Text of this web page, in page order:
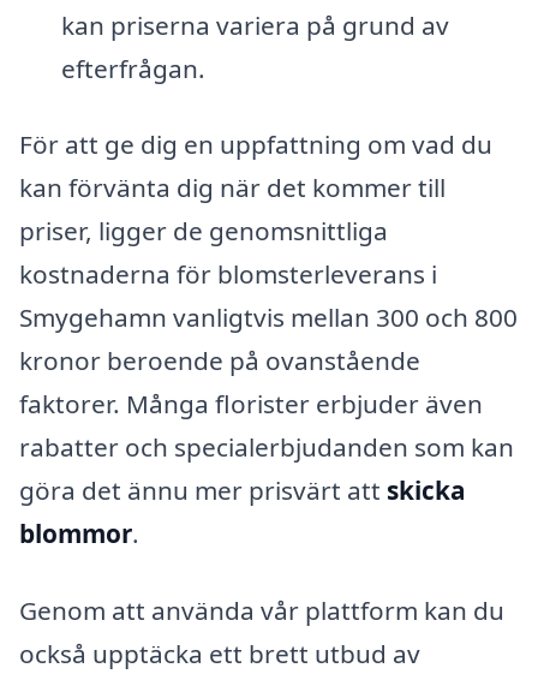
kan priserna variera på grund av
efterfrågan.
För att ge dig en uppfattning om vad du
kan förvänta dig när det kommer till
priser, ligger de genomsnittliga
kostnaderna för blomsterleverans i
Smygehamn vanligtvis mellan 300 och 800
kronor beroende på ovanstående
faktorer. Många florister erbjuder även
rabatter och specialerbjudanden som kan
göra det ännu mer prisvärt att skicka
blommor.
Genom att använda vår plattform kan du
också upptäcka ett brett utbud av